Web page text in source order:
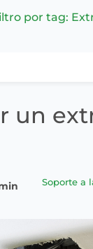
por tag:
un
Soporte a